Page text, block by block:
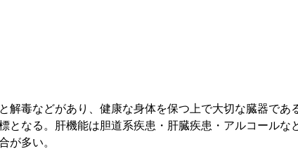
解毒などがあり、健康な身体を保つ上で大切な臓器であ
となる。肝機能は胆道系疾患・肝臓疾患・アルコールな
が多い。